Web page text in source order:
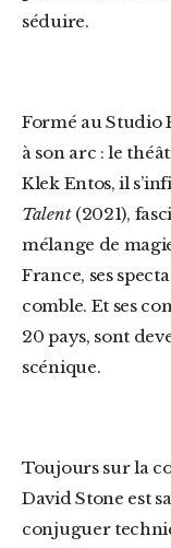
séduire.
Formé au Studio Pygmalion, Stone ajoute une corde
à son arc : le
Klek Entos, il
Talent(2021),
mélange de
France, ses
comble. Et ses
20 pays, sont
scénique.
Toujours sur la corde raide entre mystère et malice,
David Stone est
conjuguer